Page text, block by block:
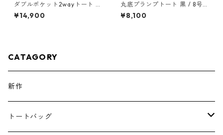
ダブルポケット2wayトート ダ
ークグレー / 8号帆布
¥14,900
丸底プランプトート 黒 / 8号帆
布
¥8,100
CATAGORY
新作
トートバッグ